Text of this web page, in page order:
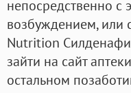
непосредственно с
возбуждением, или
Nutrition
зайти на сайт
остальном